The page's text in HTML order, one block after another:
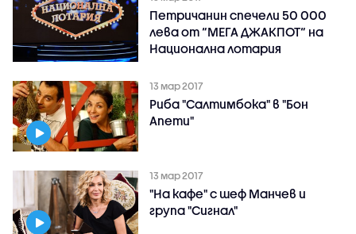
Петричанин спечели 50 000
лева от “МЕГА ДЖАКПОТ“ на
Национална лотария
13 мар 2017
Риба "Салтимбока" в "Бон
Апети"
13 мар 2017
"На кафе" с шеф Манчев и
група "Сигнал"